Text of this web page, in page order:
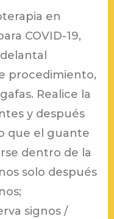
en
COVID-19,
procedimiento,
Realice la
y después
que el guante
dentro de la
solo después
signos /